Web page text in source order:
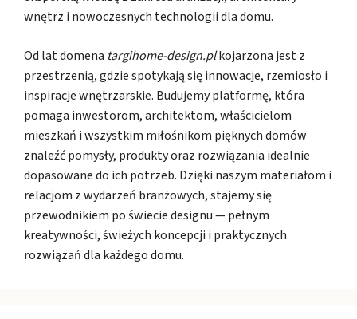
wnętrz i nowoczesnych technologii dla domu.
Od lat domena targihome-design.plkojarzona jest z
przestrzenią, gdzie spotykają się innowacje, rzemiosło i
inspiracje wnętrzarskie. Budujemy platformę, która
pomaga inwestorom, architektom, właścicielom
mieszkań i wszystkim miłośnikom pięknych domów
znaleźć pomysły, produkty oraz rozwiązania idealnie
dopasowane do ich potrzeb. Dzięki naszym materiałom i
relacjom z wydarzeń branżowych, stajemy się
przewodnikiem po świecie designu — pełnym
kreatywności, świeżych koncepcji i praktycznych
rozwiązań dla każdego domu.